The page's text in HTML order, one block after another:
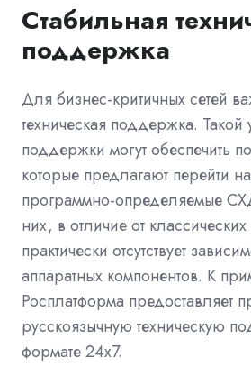
Стабильная
поддержка
Для бизнес-критичных сетей
техническая поддержка. Такой
поддержки могут обеспечить
которые предлагают перейти
программно-определяемые
них, в отличие от
практически отсутствует
аппаратных компонентов. К
Росплатформа предоставляет
русскоязычную техническую
формате 24x7.